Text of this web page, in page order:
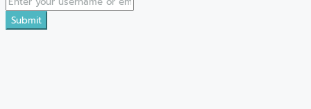
Submit